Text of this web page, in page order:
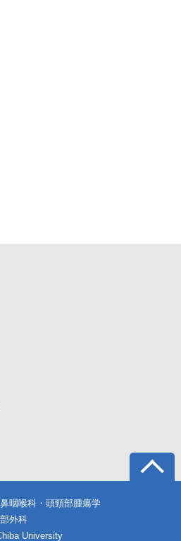
咽喉科・頭頸部腫瘍学
外科
University